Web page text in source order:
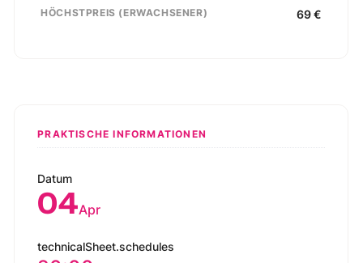
HÖCHSTPREIS (ERWACHSENER) 69€
PRAKTISCHE INFORMATIONEN
Datum
04Apr
technicalSheet.schedules